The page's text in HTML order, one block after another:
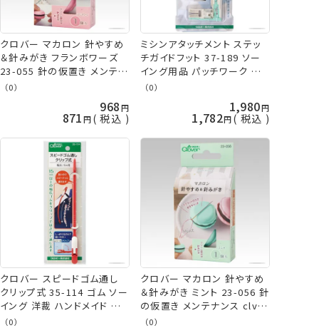
クロバー マカロン 針やすめ
＆針みがき フランボワーズ
23-055 針の仮置き メンテナ
ンス clv ネコポス可 手芸の
（0）
968
871 税込
ミシンアタッチメント ステッ
チガイドフット 37-189 ソー
イング用品 パッチワーク ク
ロバー
（0）
1,980
1,782 税込
クロバー スピードゴム通し
クリップ式 35-114 ゴム ソー
イング 洋裁 ハンドメイド ネ
コポス可 手芸の山久
（0）
クロバー マカロン 針やすめ
＆針みがき ミント 23-056 針
の仮置き メンテナンス clv
ネコポス可 手芸の山久
（0）